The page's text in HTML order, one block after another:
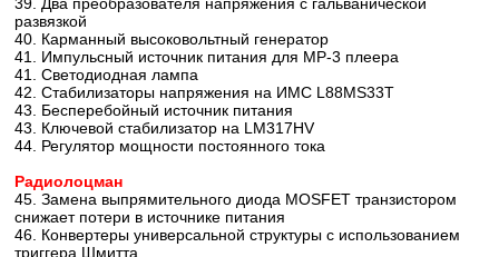
развязкой
40. Карманный высоковольтный генератор
41. Импульсный источник питания для МР-3 плеера
41. Светодиодная лампа
42. Стабилизаторы напряжения на ИМС L88MS33T
43. Бесперебойный источник питания
43. Ключевой стабилизатор на LM317HV
44. Регулятор мощности постоянного тока
Радиолоцман
45. Замена выпрямительного диода MOSFET транзистором
снижает потери в источнике питания
46. Конвертеры универсальной структуры с использованием
триггера Шмитта